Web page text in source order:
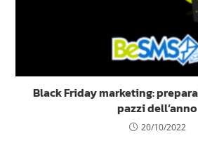
Black Friday marketing:
pazzi dell’anno
20/10/2022